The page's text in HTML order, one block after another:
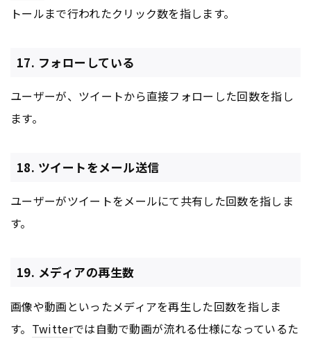
トールまで行われたクリック数を指します。
17. フォローしている
ユーザーが、ツイートから直接フォローした回数を指し
ます。
18. ツイートをメール送信
ユーザーがツイートをメールにて共有した回数を指しま
す。
19. メディアの再生数
画像や動画といったメディアを再生した回数を指しま
す。 Twitterでは自動で動画が流れる仕様になっているた